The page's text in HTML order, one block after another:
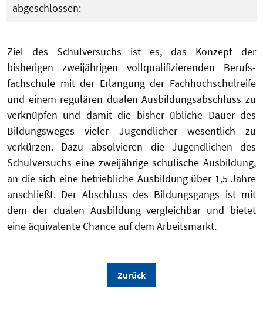
abgeschlossen:
Ziel des Schulversuchs ist es, das Konzept der
bisherigen zweijährigen vollqualifizierenden Berufs-
fachschule mit der Erlangung der Fachhochschulreife
und einem regulären dualen Ausbildungsabschluss zu
verknüpfen und damit die bisher übliche Dauer des
Bildungsweges vieler Jugendlicher wesentlich zu
verkürzen. Dazu absolvieren die Jugendlichen des
Schulversuchs eine zweijährige schulische Ausbildung,
an die sich eine betriebliche Ausbildung über 1,5 Jahre
anschließt. Der Abschluss des Bildungsgangs ist mit
dem der dualen Ausbildung vergleichbar und bietet
eine äquivalente Chance auf dem Arbeitsmarkt.
Zurück